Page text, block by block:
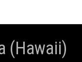
(Hawaii)